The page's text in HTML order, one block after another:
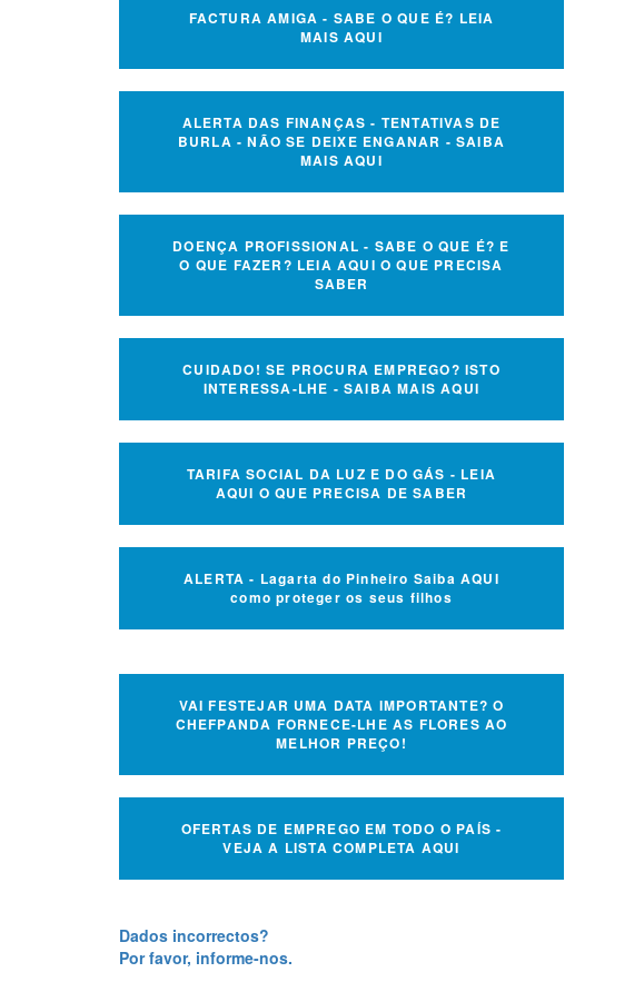
FACTURA AMIGA - SABE O QUE É? LEIA
MAIS AQUI
ALERTA DAS FINANÇAS - TENTATIVAS DE
BURLA - NÃO SE DEIXE ENGANAR - SAIBA
MAIS AQUI
DOENÇA PROFISSIONAL - SABE O QUE É? E
O QUE FAZER? LEIA AQUI O QUE PRECISA
SABER
CUIDADO! SE PROCURA EMPREGO? ISTO
INTERESSA-LHE - SAIBA MAIS AQUI
TARIFA SOCIAL DA LUZ E DO GÁS - LEIA
AQUI O QUE PRECISA DE SABER
ALERTA - Lagarta do Pinheiro Saiba AQUI
como proteger os seus filhos
VAI FESTEJAR UMA DATA IMPORTANTE? O
CHEFPANDA FORNECE-LHE AS FLORES AO
MELHOR PREÇO!
OFERTAS DE EMPREGO EM TODO O PAÍS -
VEJA A LISTA COMPLETA AQUI
Dados incorrectos?
Por favor, informe-nos.